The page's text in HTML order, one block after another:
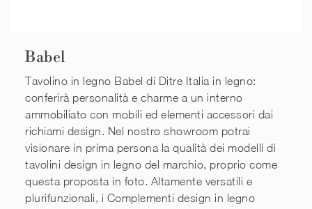
Babel
Tavolino in legno Babel di Ditre Italia in legno:
conferirà personalità e charme a un interno
ammobiliato con mobili ed elementi accessori dai
richiami design. Nel nostro showroom potrai
visionare in prima persona la qualità dei modelli di
tavolini design in legno del marchio, proprio come
questa proposta in foto. Altamente versatili e
plurifunzionali, i Complementi design in legno